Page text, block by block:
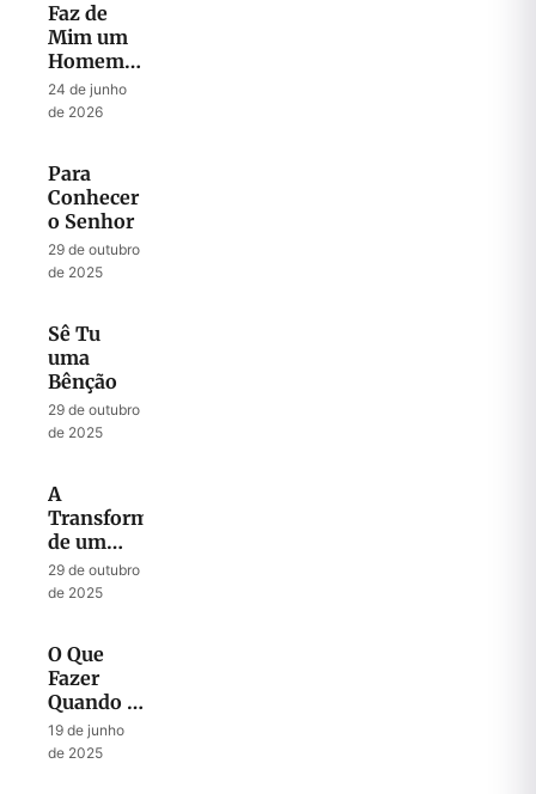
Faz de
Mim um
Homem
Segundo
o Teu
24 de junho
de 2026
Para
Conhecer
o Senhor
29 de outubro
de 2025
Sê Tu
uma
Bênção
29 de outubro
de 2025
A
Transformação
de um
Fardo em
Canção
29 de outubro
de 2025
O Que
Fazer
Quando a
Fornalha
Fica Cada
19 de junho
de 2025